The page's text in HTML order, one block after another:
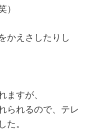
）
かえさしたりし
すが、
られるので、テレ
た。